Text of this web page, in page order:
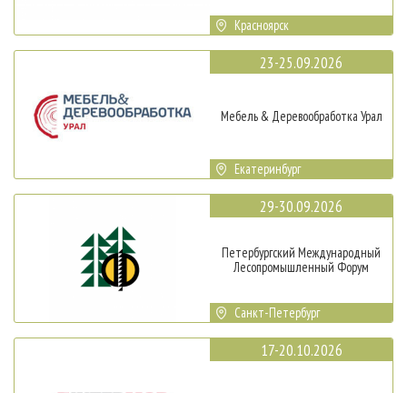
Красноярск
23-25.09.2026
Мебель & Деревообработка Урал
Екатеринбург
29-30.09.2026
Петербургский Международный
Лесопромышленный Форум
Санкт-Петербург
17-20.10.2026